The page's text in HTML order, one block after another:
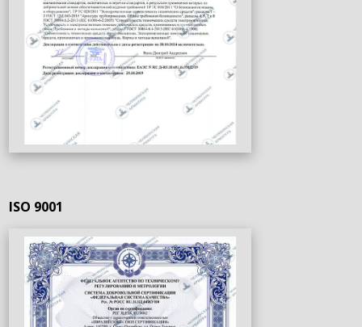
ISO 9001